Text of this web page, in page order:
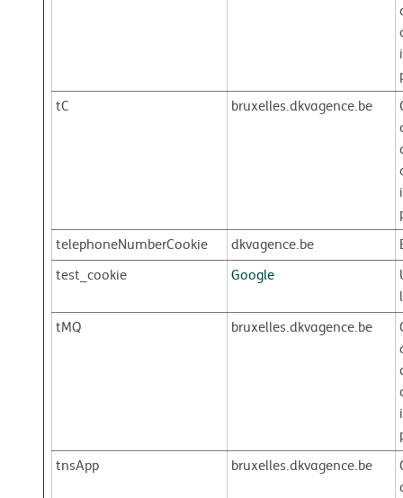
tC
bruxelles.dkvagence.be
telephoneNumberCookie
dkvagence.be
test_cookie
Google
tMQ
bruxelles.dkvagence.be
tnsApp
bruxelles.dkvagence.be